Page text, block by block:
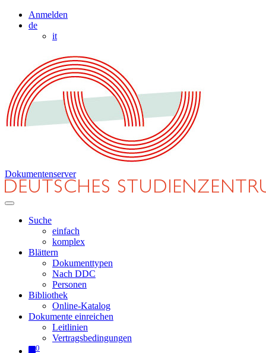
Anmelden
de
it
Dokumentenserver
Suche
einfach
komplex
Blättern
Dokumenttypen
Nach DDC
Personen
Bibliothek
Online-Katalog
Dokumente einreichen
Leitlinien
Vertragsbedingungen
0